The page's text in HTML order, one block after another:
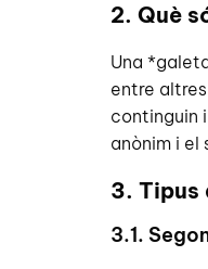
2. Què
Una
entre
continguin
anònim i el
3. Tipus
3.1.